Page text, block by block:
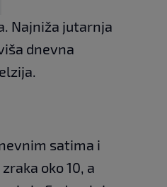
Najniža jutarnja
dnevna
satima i
oko 10, a